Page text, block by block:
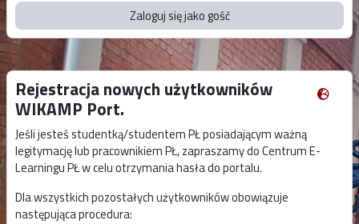
Zaloguj się jako gość
Rejestracja nowych użytkowników
WIKAMP Port.
Jeśli jesteś studentką/studentem PŁ posiadającym ważną
legitymację lub pracownikiem PŁ, zapraszamy do Centrum E-
Learningu PŁ w celu otrzymania hasła do portalu.
Dla wszystkich pozostałych użytkowników obowiązuje
następująca procedura: